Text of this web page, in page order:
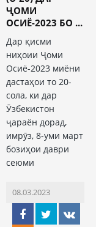
ҶОМИ
ОСИЁ-2023 БО ...
Дар қисми
ниҳоии Ҷоми
Осиё-2023 миёни
дастаҳои то 20-
сола, ки дар
Ӯзбекистон
ҷараён дорад,
имрӯз, 8-уми март
бозиҳои даври
сеюми
08.03.2023